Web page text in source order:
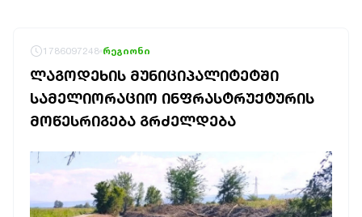
1786097248 რეგიონი
ᲚᲐᲒᲝᲓᲔᲮᲘᲡ ᲛᲣᲜᲘᲪᲘᲞᲐᲚᲘᲢᲔᲢᲨᲘ
ᲡᲐᲛᲔᲚᲘᲝᲠᲐᲪᲘᲝ ᲘᲜᲤᲠᲐᲡᲢᲠᲣᲥᲢᲣᲠᲘᲡ
ᲛᲝᲬᲔᲡᲠᲘᲒᲔᲑᲐ ᲒᲠᲫᲔᲚᲓᲔᲑᲐ